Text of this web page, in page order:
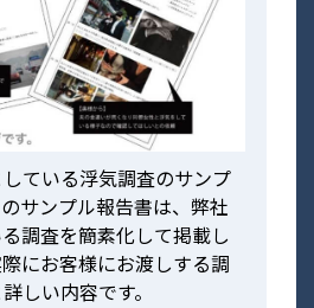
ている浮気調査のサンプ
サンプル報告書は、弊社
調査を簡素化して掲載し
にお客様にお渡しする調
しい内容です。